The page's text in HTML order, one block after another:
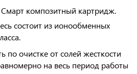
композитный картридж.
состоит из ионообменных
по очистке от солей жесткости
на весь период работы